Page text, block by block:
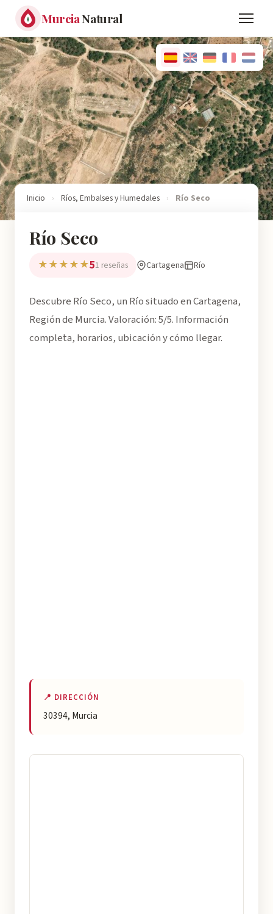
MurciaNatural
Inicio › Ríos, Embalses y Humedales › Río Seco
Río Seco
★★★★★51 reseñas Cartagena Río
Descubre Río Seco, un Río situado en Cartagena,
Región de Murcia. Valoración: 5/5. Información
completa, horarios, ubicación y cómo llegar.
📍 DIRECCIÓN
30394, Murcia